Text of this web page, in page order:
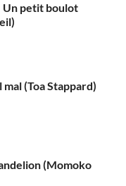
Un petit boulot
(Toa Stappard)
(Momoko